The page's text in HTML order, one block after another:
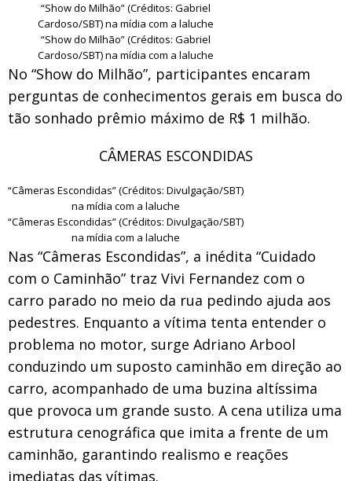
“Show do Milhão” (Créditos: Gabriel
Cardoso/SBT) na mídia com a laluche
“Show do Milhão” (Créditos: Gabriel
Cardoso/SBT) na mídia com a laluche
No “Show do Milhão”, participantes encaram
perguntas de conhecimentos gerais em busca do
tão sonhado prêmio máximo de R$ 1 milhão.
CÂMERAS ESCONDIDAS
“Câmeras Escondidas” (Créditos: Divulgação/SBT)
na mídia com a laluche
“Câmeras Escondidas” (Créditos: Divulgação/SBT)
na mídia com a laluche
Nas “Câmeras Escondidas”, a inédita “Cuidado
com o Caminhão” traz Vivi Fernandez com o
carro parado no meio da rua pedindo ajuda aos
pedestres. Enquanto a vítima tenta entender o
problema no motor, surge Adriano Arbool
conduzindo um suposto caminhão em direção ao
carro, acompanhado de uma buzina altíssima
que provoca um grande susto. A cena utiliza uma
estrutura cenográfica que imita a frente de um
caminhão, garantindo realismo e reações
imediatas das vítimas.